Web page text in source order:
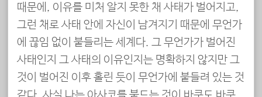
때문에, 이유를 미처 알지 못한 채 사태가 벌어지고,
그런 채로 사태 안에 자신이 남겨지기 때문에 무언가
에 끊임 없이 붙들리는 세계다. 그 무언가가 벌어진
사태인지 그 사태의 이유인지는 명확하지 않지만 그
것이 벌어진 이후 홀린 듯이 무언가에 붙들려 있는 것